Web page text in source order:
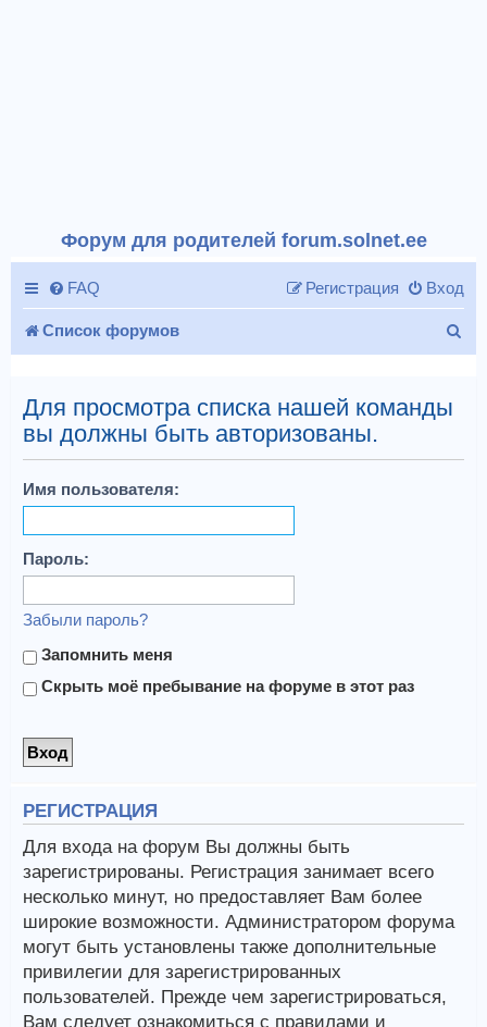
Форум для родителей forum.solnet.ee
FAQ Вход
Регистрация
Список форумов
Для просмотра списка нашей команды
вы должны быть авторизованы.
Имя пользователя:
Пароль:
Забыли пароль?
Запомнить меня
Скрыть моё пребывание на форуме в этот раз
РЕГИСТРАЦИЯ
Для входа на форум Вы должны быть
зарегистрированы. Регистрация занимает всего
несколько минут, но предоставляет Вам более
широкие возможности. Администратором форума
могут быть установлены также дополнительные
привилегии для зарегистрированных
пользователей. Прежде чем зарегистрироваться,
Вам следует ознакомиться с правилами и